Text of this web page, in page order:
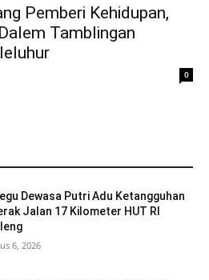
Pemberi Kehidupan,
Tamblingan
0
Dewasa Putri Adu Ketangguhan
Jalan 17 Kilometer HUT RI
6, 2026